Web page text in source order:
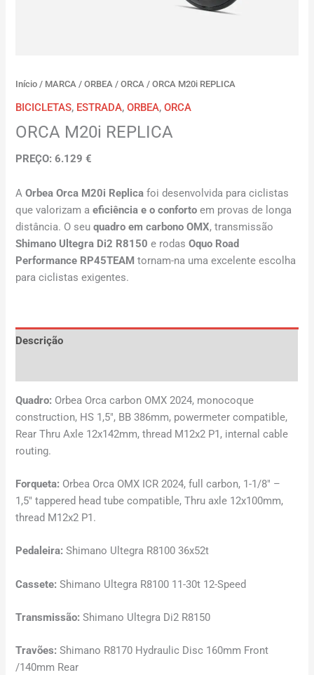
Início / MARCA /ORBEA /ORCA / ORCA M20i REPLICA
BICICLETAS, ESTRADA,ORBEA,ORCA
ORCA M20i REPLICA
PREÇO: 6.129 €
AOrbea Orca M20i Replica foi desenvolvida para ciclistas
que valorizam aeficiência e o conforto em provas de longa
distância. O seuquadro em carbono OMX, transmissão
Shimano Ultegra Di2 R8150 e rodasOquo Road
Performance RP45TEAM tornam-na uma excelente escolha
para ciclistas exigentes.
Descrição
Quadro: Orbea Orca carbon OMX 2024, monocoque
construction, HS 1,5″, BB 386mm, powermeter compatible,
Rear Thru Axle 12x142mm, thread M12x2 P1, internal cable
routing.
Forqueta: Orbea Orca OMX ICR 2024, full carbon, 1-1/8″ –
1,5″ tappered head tube compatible, Thru axle 12x100mm,
thread M12x2 P1.
Pedaleira:Shimano Ultegra R8100 36x52t
Cassete:Shimano Ultegra R8100 11-30t 12-Speed
Transmissão:Shimano Ultegra Di2 R8150
Travões:Shimano R8170 Hydraulic Disc 160mm Front
/140mm Rear